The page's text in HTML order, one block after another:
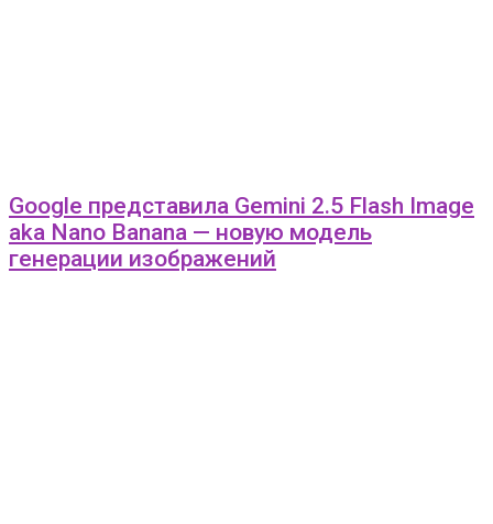
Google представила Gemini 2.5 Flash Image
aka Nano Banana — новую модель
генерации изображений